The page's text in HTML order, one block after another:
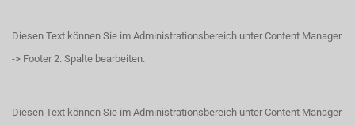
Diesen Text können Sie im Administrationsbereich unter Content Manager
-> Footer 2. Spalte bearbeiten.
Diesen Text können Sie im Administrationsbereich unter Content Manager